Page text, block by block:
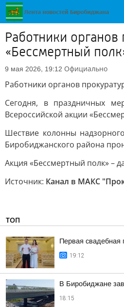
Работники
«Бессмертный
9 мая 2026, 19:12 Официально
Работники органов
Сегодня, в праздничных
Всероссийской акции
Шествие колонны
Биробиджанского района
Акция «Бессмертный полк» –
Источник: Канал в МАКС
ТОП
Первая свадебная
19:12
В Биробиджане
18:15